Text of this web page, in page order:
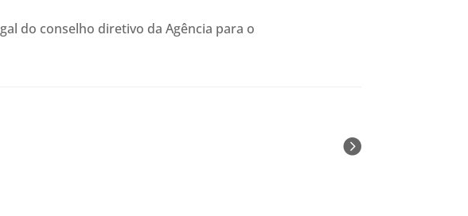
do conselho diretivo da Agência para o
Next Entries »